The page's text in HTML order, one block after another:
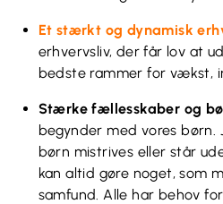
Et stærkt og dynamisk
erhvervsliv, der får lov at
bedste rammer for vækst,
Stærke fællesskaber og
begynder med vores børn.
børn mistrives eller står
kan altid gøre noget, som
samfund. Alle har behov